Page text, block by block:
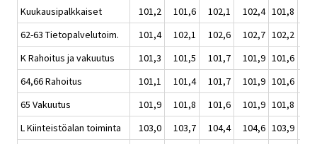
Kuukausipalkkaiset
101,2 101,6 102,1 102,4 101,8
62-63 Tietopalvelutoim.
101,4 102,1 102,6 102,7 102,2
K Rahoitus ja vakuutus
101,3 101,5 101,7 101,9 101,6
64,66 Rahoitus
101,1 101,4 101,7 101,9 101,6
65 Vakuutus
101,9 101,8 101,6 101,9 101,8
L Kiinteistöalan toiminta
103,0 103,7 104,4 104,6 103,9